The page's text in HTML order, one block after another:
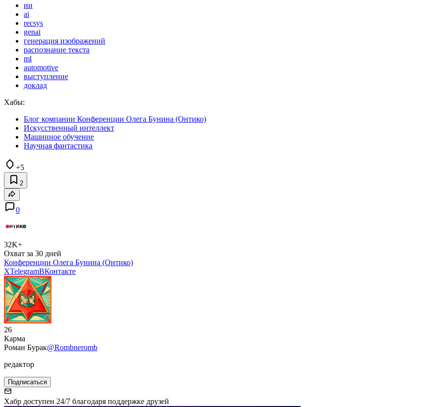
ии
ai
recsys
genai
генерация изображений
распознание текста
ml
automotive
выступление
доклад
Хабы:
Блог компании Конференции Олега Бунина (Онтико)
Искусственный интеллект
Машинное обучение
Научная фантастика
+5
2
0
32K+
Охват за 30 дней
Конференции Олега Бунина (Онтико)
XTelegramВКонтакте
26
Карма
Роман Бурак@Rombneromb
редактор
Подписаться
Хабр доступен 24/7 благодаря поддержке друзей